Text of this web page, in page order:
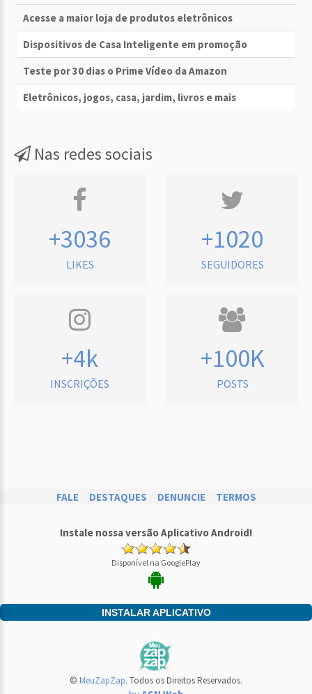
Acesse a maior loja de produtos eletrônicos
Dispositivos de Casa Inteligente em promoção
Teste por 30 dias o Prime Vídeo da Amazon
Eletrônicos, jogos, casa, jardim, livros e mais
Nas redes sociais
+3036
LIKES
+1020
SEGUIDORES
+4k
INSCRIÇÕES
+100K
POSTS
FALE DESTAQUES DENUNCIE TERMOS
Instale nossa versão Aplicativo Android!
Disponível na GooglePlay
INSTALAR APLICATIVO
© MeuZapZap. Todos os Direitos Reservados.